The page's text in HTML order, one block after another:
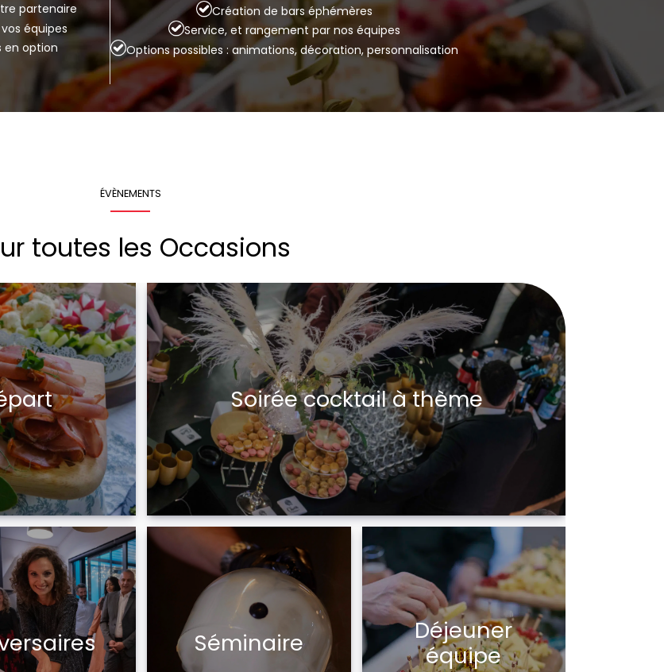
partenaire
équipes
en option
Création de bars éphémères
Service, et rangement par nos équipes
Options possibles : animations, décoration, personnalisation
ÉVÈNEMENTS
toutes les Occasions
Soirée cocktail à thème
Séminaire
Déjeuner
équipe